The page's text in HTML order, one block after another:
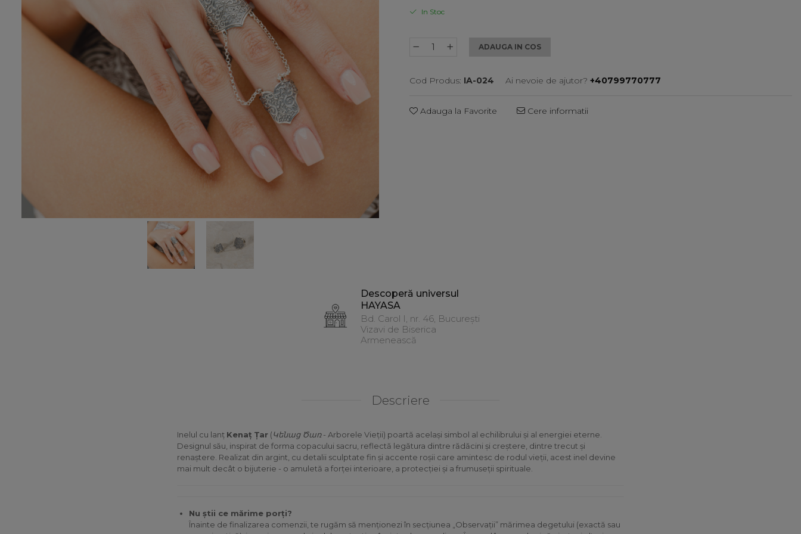
In Stoc
ADAUGA IN COS
Cod Produs: IA-024 Ai nevoie de ajutor? +40799770777
Adauga la Favorite Cere informatii
Descoperă universul
HAYASA
Bd. Carol I, nr. 46, București
Vizavi de Biserica
Armenească
Descriere
Inelul cu lanț Kenaț Țar (Կենաց Ծառ- Arborele Vieții) poartă același simbol al echilibrului și al energiei eterne.
Designul său, inspirat de forma copacului sacru, reflectă legătura dintre rădăcini și creștere, dintre trecut și
renaștere. Realizat din argint, cu detalii sculptate fin și accente roșii care amintesc de rodul vieții, acest inel devine
mai mult decât o bijuterie - o amuletă a forței interioare, a protecției și a frumuseții spirituale.
Nu știi ce mărime porți?
Înainte de finalizarea comenzii, te rugăm să menționezi în secțiunea „Observații” mărimea degetului (exactă sau